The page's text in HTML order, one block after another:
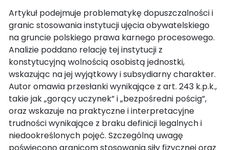
Artykuł podejmuje problematykę dopuszczalności i
granic stosowania instytucji ujęcia obywatelskiego
na gruncie polskiego prawa karnego procesowego.
Analizie poddano relację tej instytucji z
konstytucyjną wolnością osobistą jednostki,
wskazując na jej wyjątkowy i subsydiarny charakter.
Autor omawia przesłanki wynikające z art. 243 k.p.k.,
takie jak „gorący uczynek” i „bezpośredni pościg”,
oraz wskazuje na praktyczne i interpretacyjne
trudności wynikające z braku definicji legalnych i
niedookreślonych pojęć. Szczególną uwagę